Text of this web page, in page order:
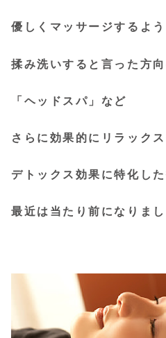
優しくマッサージするよ
揉み洗いすると言った方
「ヘッドスパ」など
さらに効果的にリラック
デトックス効果に特化し
最近は当たり前になりま